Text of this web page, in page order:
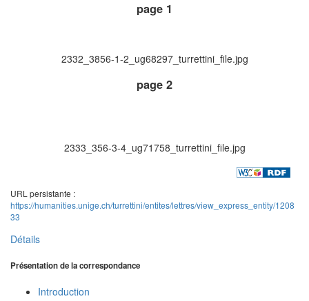
page 1
2332_3856-1-2_ug68297_turrettini_file.jpg
page 2
2333_356-3-4_ug71758_turrettini_file.jpg
URL persistante :
https://humanities.unige.ch/turrettini/entites/lettres/view_express_entity/1208
33
Détails
Présentation de la correspondance
Introduction